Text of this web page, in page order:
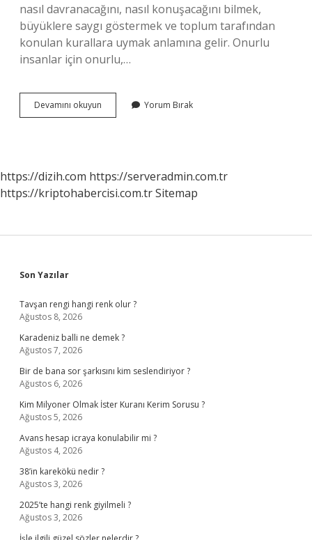
nasıl davranacağını, nasıl konuşacağını bilmek,
büyüklere saygı göstermek ve toplum tarafından
konulan kurallara uymak anlamına gelir. Onurlu
insanlar için onurlu,…
Devamını okuyun Ağırbaşlı
Kimdir
Yorum Bırak
https://dizih.com https://serveradmin.com.tr
https://kriptohabercisi.com.trSitemap
Sidebar
Son Yazılar
Tavşan rengi hangi renk olur ?
Ağustos 8, 2026
Karadeniz balli ne demek ?
Ağustos 7, 2026
Bir de bana sor şarkısını kim seslendiriyor ?
Ağustos 6, 2026
Kim Milyoner Olmak İster Kuranı Kerim Sorusu ?
Ağustos 5, 2026
Avans hesap icraya konulabilir mi ?
Ağustos 4, 2026
38’in karekökü nedir ?
Ağustos 3, 2026
2025’te hangi renk giyilmeli ?
Ağustos 3, 2026